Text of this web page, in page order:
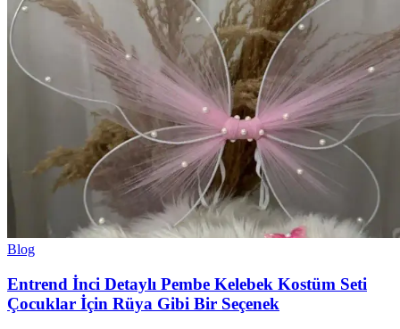
Blog
Entrend İnci Detaylı Pembe Kelebek Kostüm Seti
Çocuklar İçin Rüya Gibi Bir Seçenek